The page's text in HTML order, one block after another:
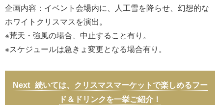
企画内容：イベント会場内に、人工雪を降らせ、幻想的な
ホワイトクリスマスを演出。
※荒天・強風の場合、中止すること有り。
※スケジュールは急きょ変更となる場合有り。
続いては、クリスマスマーケットで楽しめるフー
ド＆ドリンクを一挙ご紹介！